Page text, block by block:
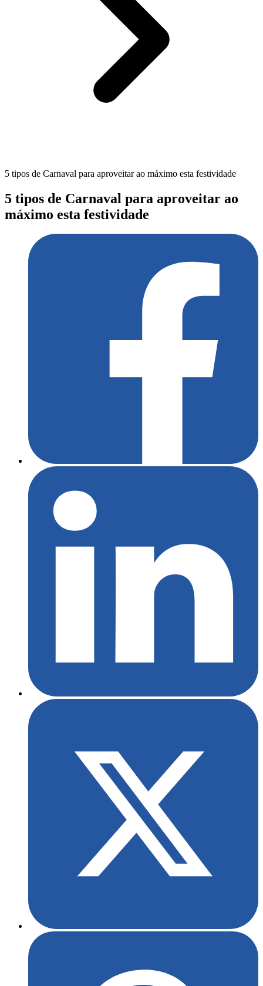
5 tipos de Carnaval para aproveitar ao máximo esta festividade
5 tipos de Carnaval para aproveitar ao
máximo esta festividade